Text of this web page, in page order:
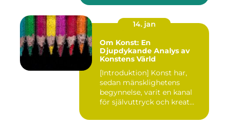
14. jan
Om Konst: En
Djupdykande Analys av
Konstens Värld
[Introduktion] Konst har,
sedan mänsklighetens
begynnelse, varit en kanal
för självuttryck och kreat...